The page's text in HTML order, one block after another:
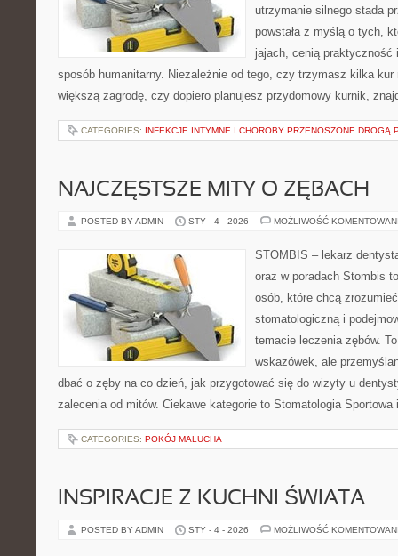
utrzymanie silnego stada
powstała z myślą o tych,
jajach, cenią praktyczność
sposób humanitarny. Niezależnie od tego, czy trzymasz kilka kur
większą zagrodę, czy dopiero planujesz przydomowy kurnik,
CATEGORIES: INFEKCJE INTYMNE I CHOROBY PRZENOSZONE DROGĄ
NAJCZĘSTSZE MITY O ZĘBACH
POSTED BY ADMIN STY - 4 - 2026 MOŻLIWOŚĆ
STOMBIS – lekarz
oraz w poradach Stombis
osób, które chcą
stomatologiczną i
temacie leczenia zębów.
wskazówek, ale
dbać o zęby na co dzień, jak przygotować się do wizyty u
zalecenia od mitów. Ciekawe kategorie to Stomatologia
CATEGORIES: POKÓJ MALUCHA
INSPIRACJE Z KUCHNI ŚWIATA
POSTED BY ADMIN STY - 4 - 2026 MOŻLIWOŚĆ